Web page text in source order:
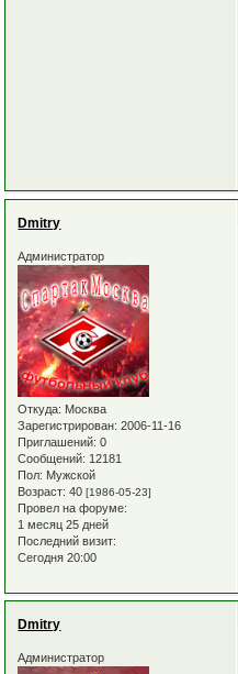
Dmitry
Администратор
Откуда: Москва
Зарегистрирован: 2006-11-16
Приглашений: 0
Сообщений: 12181
Пол: Мужской
Возраст: 40[1986-05-23]
Провел на форуме:
1 месяц 25 дней
Последний визит:
Сегодня 20:00
Dmitry
Администратор